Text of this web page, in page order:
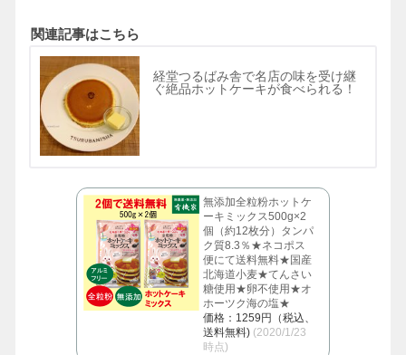
関連記事はこちら
経堂つるばみ舎で名店の味を受け継
ぐ絶品ホットケーキが食べられる！
無添加全粒粉ホットケ
ーキミックス500g×2
個（約12枚分）タンパ
ク質8.3％★ネコポス
便にて送料無料★国産
北海道小麦★てんさい
糖使用★卵不使用★オ
ホーツク海の塩★
価格：1259円（税込、
送料無料) (2020/1/23
時点)